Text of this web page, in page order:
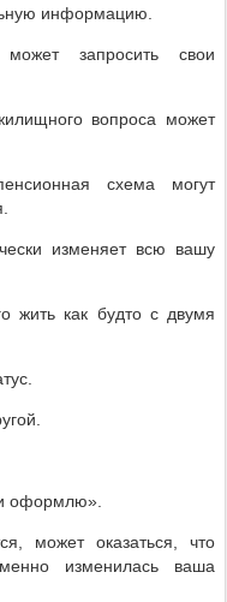
информацию.
запросить свои
вопроса может
схема могут
изменяет всю вашу
жить как будто с двумя
оформлю».
может оказаться, что
изменилась ваша